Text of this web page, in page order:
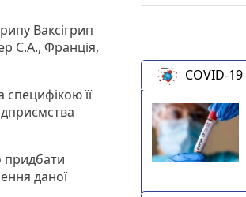
Ваксігрип
С.А., Франція,
її
придбати
даної
COVID-19